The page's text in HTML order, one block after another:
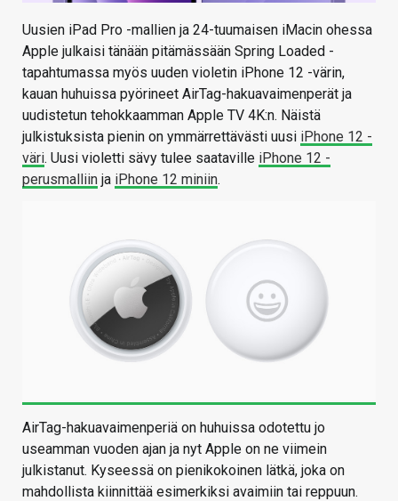
Uusien iPad Pro -mallien ja 24-tuumaisen iMacin ohessa
Apple julkaisi tänään pitämässään Spring Loaded -
tapahtumassa myös uuden violetin iPhone 12 -värin,
kauan huhuissa pyörineet AirTag-hakuavaimenperät ja
uudistetun tehokkaamman Apple TV 4K:n. Näistä
julkistuksista pienin on ymmärrettävästi uusi iPhone 12 -
väri. Uusi violetti sävy tulee saataville iPhone 12 -
perusmalliin ja iPhone 12 miniin.
AirTag-hakuavaimenperiä on huhuissa odotettu jo
useamman vuoden ajan ja nyt Apple on ne viimein
julkistanut. Kyseessä on pienikokoinen lätkä, joka on
mahdollista kiinnittää esimerkiksi avaimiin tai reppuun.